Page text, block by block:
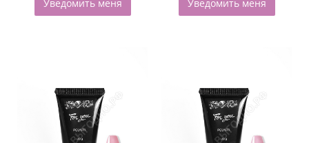
Уведомить меня Уведомить меня